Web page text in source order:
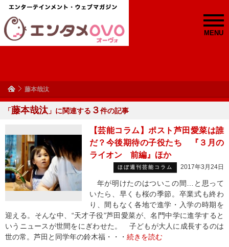
MENU
藤本哉汰
「藤本哉汰 」に関連する ３件の記事
【芸能コラム】ポスト芦田愛菜は誰
だ？今後期待の子役たち 『３月の
ライオン 前編』ほか
ほぼ週刊芸能コラム 2017年3月24日
年が明けたのはついこの間…と思って
いたら、早くも桜の季節。卒業式も終わ
り、間もなく各地で進学・入学の時期を
迎える。そんな中、“天才子役”芦田愛菜が、名門中学に進学すると
いうニュースが世間をにぎわせた。 子どもが大人に成長するのは
世の常。芦田と同学年の鈴木福・・・ 続きを読む